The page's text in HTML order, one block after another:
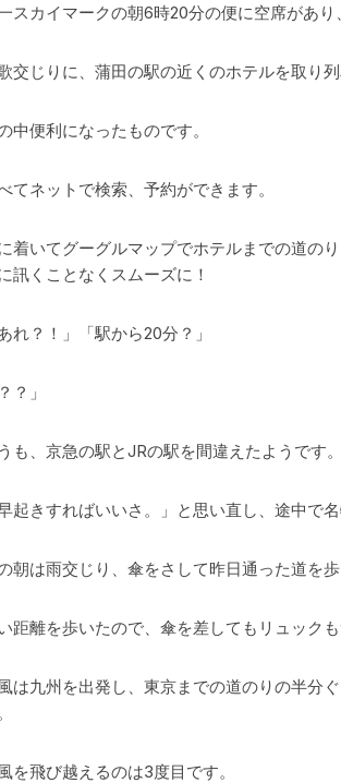
スカイマークの朝6時20分の便に空席があ
交じりに、蒲田の駅の近くのホテルを取り列
中便利になったものです。
てネットで検索、予約ができます。
着いてグーグルマップでホテルまでの道のり
訊くことなくスムーズに！
あれ？！」「駅から20分？」
？」
も、京急の駅とJRの駅を間違えたようです。
早起きすればいいさ。」と思い直し、途中で
朝は雨交じり、傘をさして昨日通った道を
距離を歩いたので、傘を差してもリュックも
は九州を出発し、東京までの道のりの半分
を飛び越えるのは3度目です。